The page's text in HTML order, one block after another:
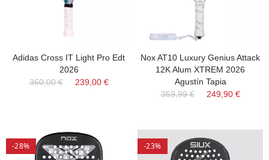
Adidas Cross IT Light Pro Edt
2026
360,00 €
239,00 €
Nox AT10 Luxury Genius Attack
12K Alum XTREM 2026
Agustín Tapia
359,99 €
249,90 €
-28% -23%